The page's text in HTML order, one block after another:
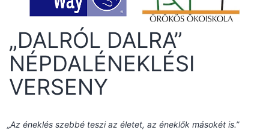
„DALRÓL DALRA”
NÉPDALÉNEKLÉSI
VERSENY
„Az éneklés szebbé teszi az életet, az éneklők másokét is.”